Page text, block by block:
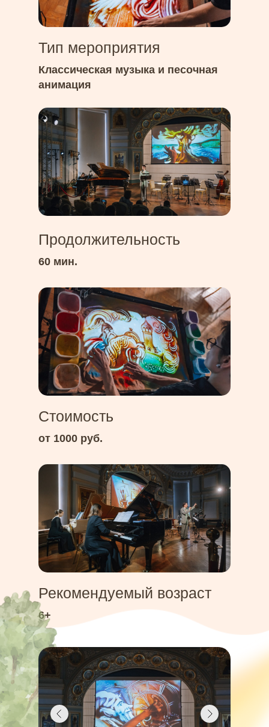
Тип мероприятия
Продолжительность
Стоимость
Рекомендуемый возраст
Классическая музыка и песочная
анимация
60 мин.
от 1000 руб.
6+